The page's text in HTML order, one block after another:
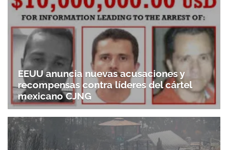
EEUU anuncia nuevas acusaciones y
recompensas contra líderes del cártel
mexicano CJNG